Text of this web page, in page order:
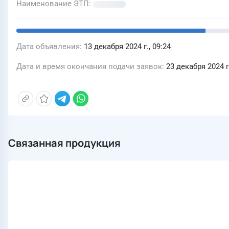
Наименование ЭТП
Дата объявления 13 декабря 2024 г., 09:24
Дата и время окончания подачи заявок 23 декабря 2024
Связанная продукция